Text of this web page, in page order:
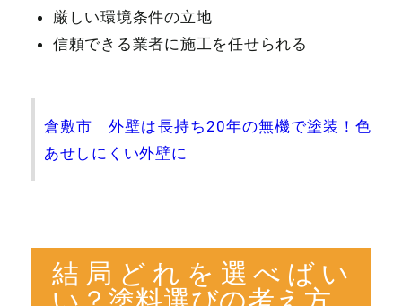
厳しい環境条件の立地
信頼できる業者に施工を任せられる
倉敷市 外壁は長持ち20年の無機で塗装！色
あせしにくい外壁に
結局どれを選べばい